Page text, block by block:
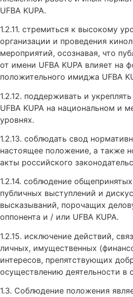
UFBA KUPA.
1.2.11. стремиться к высокому
организации и проведения
мероприятий, осознавая, что
от имени UFBA KUPA влияет на
положительного имиджа UFBA
1.2.12. поддерживать и
UFBA KUPA на национальном и
уровнях.
1.2.13. соблюдать свод
настоящее положение, а также
акты российского
1.2.14. соблюдение
публичных выступлений и
высказываний, порочащих
оппонента и / или UFBA KUPA.
1.2.15. исключение действий,
личных, имущественных
интересов, препятствующих
осуществлению деятельности в
1.3. Соблюдение положения